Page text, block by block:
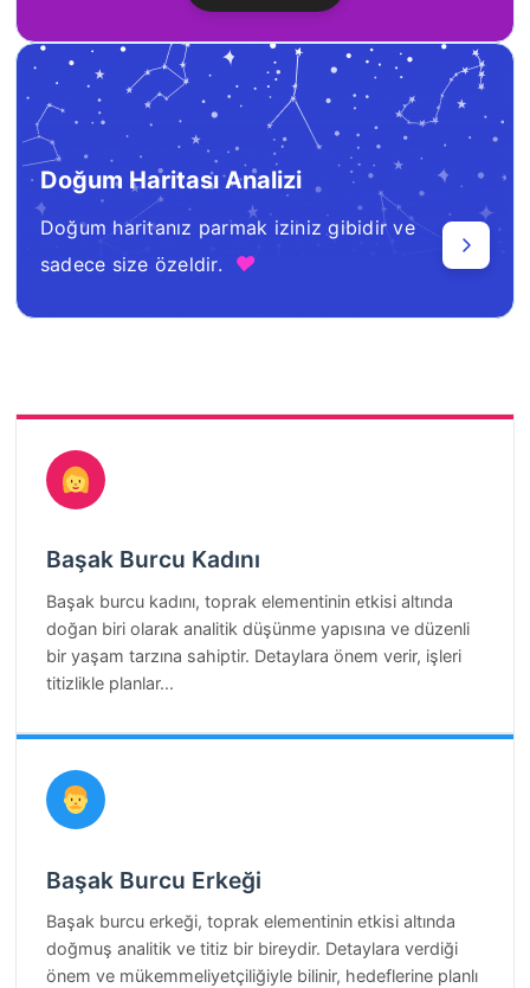
Doğum Haritası Analizi
Doğum haritanız parmak iziniz gibidir ve
sadece size özeldir.
♥
Başak Burcu Kadını
Başak burcu kadını, toprak elementinin etkisi altında
doğan biri olarak analitik düşünme yapısına ve düzenli
bir yaşam tarzına sahiptir. Detaylara önem verir, işleri
titizlikle planlar...
Başak Burcu Erkeği
Başak burcu erkeği, toprak elementinin etkisi altında
doğmuş analitik ve titiz bir bireydir. Detaylara verdiği
önem ve mükemmeliyetçiliğiyle bilinir, hedeflerine planlı